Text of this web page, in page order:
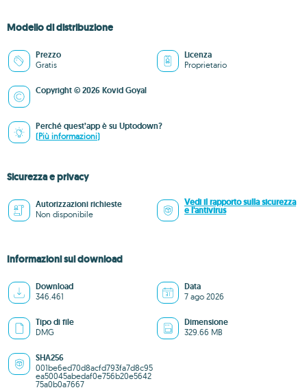
Modello di distribuzione
Prezzo
Gratis
Licenza
Proprietario
Copyright © 2026 Kovid Goyal
Perché quest’app è su Uptodown?
(Più informazioni)
Sicurezza e privacy
Autorizzazioni richieste
Non disponibile
Vedi il rapporto sulla sicurezza
e l'antivirus
Informazioni sul download
Download
346.461
Data
7 ago 2026
Tipo di file
DMG
Dimensione
329.66 MB
SHA256
001be6ed70d8acfd793fa7d8c95
ea50045abedaf0e756b20e5642
75a0b0a7667